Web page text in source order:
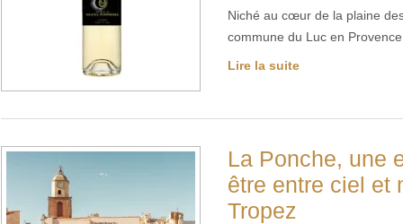
Niché au cœur de la plaine
commune du Luc en
Lire la suite
La Ponche, une
être entre ciel et
Tropez